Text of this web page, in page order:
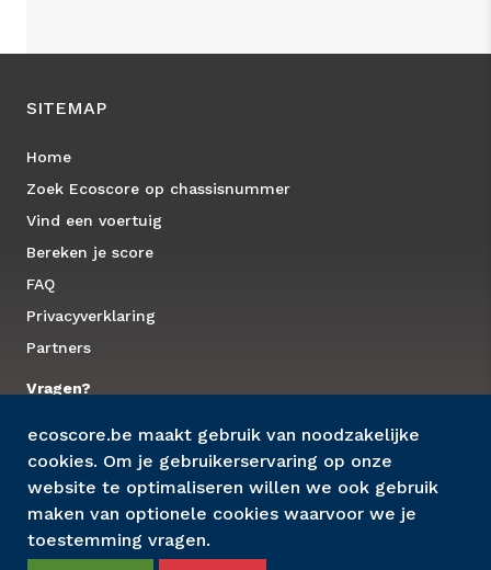
SITEMAP
Home
Zoek Ecoscore op chassisnummer
Vind een voertuig
Bereken je score
FAQ
Privacyverklaring
Partners
Vragen?
Contacteer ons
© 2022 Ecoscore
ecoscore.be maakt gebruik van noodzakelijke
cookies. Om je gebruikerservaring op onze
website te optimaliseren willen we ook gebruik
maken van optionele cookies waarvoor we je
toestemming vragen.